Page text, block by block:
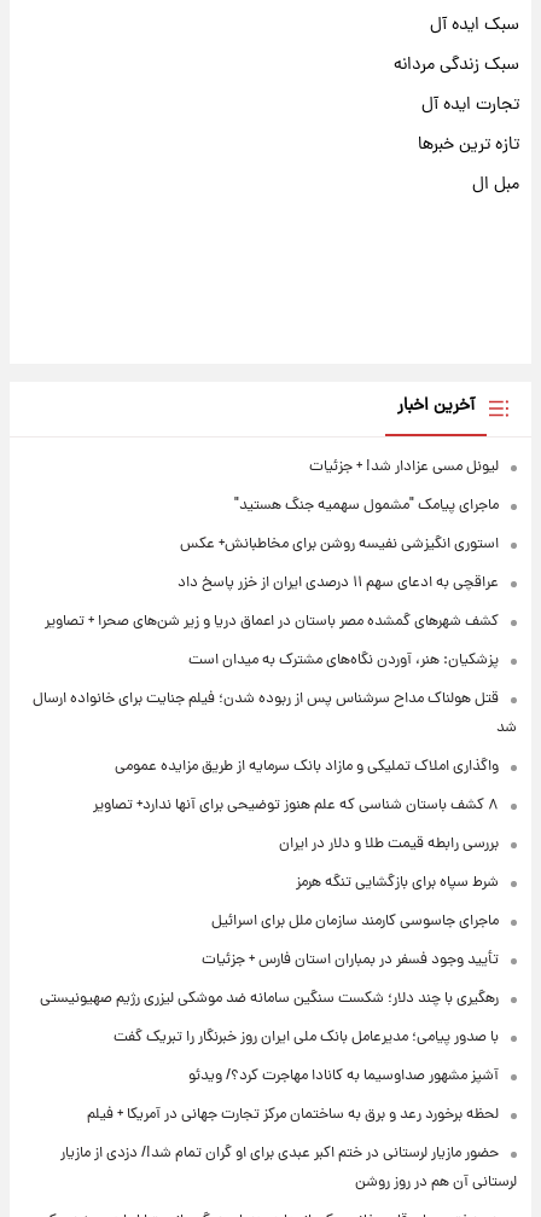
سبک ایده آل
سبک زندگی مردانه
تجارت ایده آل
تازه ترین خبرها
مبل ال
آخرین اخبار
لیونل مسی عزادار شد! + جزئیات
ماجرای پیامک "مشمول سهمیه جنگ هستید"
استوری انگیزشی نفیسه روشن برای مخاطبانش+ عکس
عراقچی به ادعای سهم ۱۱ درصدی ایران از خزر پاسخ داد
کشف شهرهای گمشده مصر باستان در اعماق دریا و زیر شن‌های صحرا + تصاویر
پزشکیان: هنر، آوردن نگاه‌های مشترک به میدان است
قتل هولناک مداح سرشناس پس از ربوده شدن؛ فیلم جنایت برای خانواده ارسال
شد
واگذاری املاک تملیکی و مازاد بانک سرمایه از طریق مزایده عمومی
۸ کشف باستان شناسی که علم هنوز توضیحی برای آنها ندارد+ تصاویر
بررسی رابطه قیمت طلا و دلار در ایران
شرط سپاه برای بازگشایی تنگه هرمز
ماجرای جاسوسی کارمند سازمان ملل برای اسرائیل
تأیید وجود فسفر در بمباران استان فارس + جزئیات
رهگیری با چند دلار؛ شکست سنگین سامانه ضد موشکی لیزری رژیم صهیونیستی
با صدور پیامی؛ مدیرعامل بانک ملی ایران روز خبرنگار را تبریک گفت
آشپز مشهور صداوسیما به کانادا مهاجرت کرد؟/ ویدئو
لحظه برخورد رعد و برق به ساختمان مرکز تجارت جهانی در آمریکا + فیلم
حضور مازیار لرستانی در ختم اکبر عبدی برای او گران تمام شد!/ دزدی از مازیار
لرستانی آن هم در روز روشن